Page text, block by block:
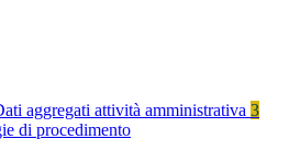
aggregati attività amministrativa 3
di procedimento